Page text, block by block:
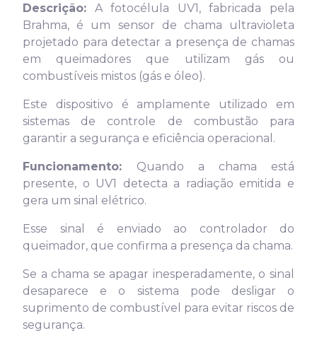
Descrição: A fotocélula UV1, fabricada pela
Brahma, é um sensor de chama ultravioleta
projetado para detectar a presença de chamas
em queimadores que utilizam gás ou
combustíveis mistos (gás e óleo).
Este dispositivo é amplamente utilizado em
sistemas de controle de combustão para
garantir a segurança e eficiência operacional.
Funcionamento:
Quando a chama está
presente, o UV1 detecta a radiação emitida e
gera um sinal elétrico.
Esse sinal é enviado ao controlador do
queimador, que confirma a presença da chama.
Se a chama se apagar inesperadamente, o sinal
desaparece e o sistema pode desligar o
suprimento de combustível para evitar riscos de
segurança.